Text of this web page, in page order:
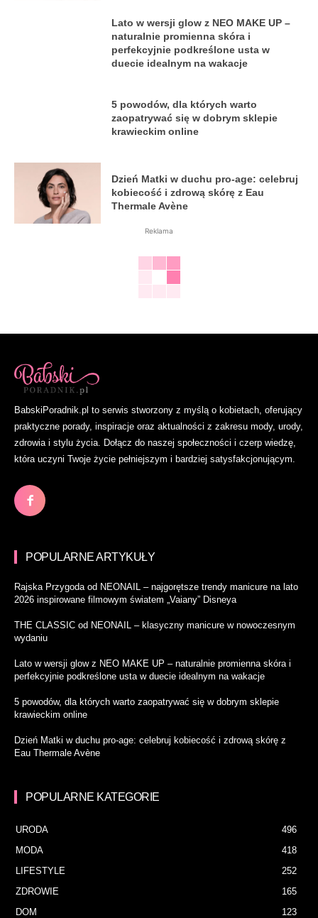
Lato w wersji glow z NEO MAKE UP –
naturalnie promienna skóra i
perfekcyjnie podkreślone usta w
duecie idealnym na wakacje
5 powodów, dla których warto
zaopatrywać się w dobrym sklepie
krawieckim online
Dzień Matki w duchu pro-age: celebruj
kobiecość i zdrową skórę z Eau
Thermale Avène
Reklama
BabskiPoradnik.pl to serwis stworzony z myślą o kobietach, oferujący
praktyczne porady, inspiracje oraz aktualności z zakresu mody, urody,
zdrowia i stylu życia. Dołącz do naszej społeczności i czerp wiedzę,
która uczyni Twoje życie pełniejszym i bardziej satysfakcjonującym.
POPULARNE ARTYKUŁY
Rajska Przygoda od NEONAIL – najgorętsze trendy manicure na lato
2026 inspirowane filmowym światem „Vaiany” Disneya
THE CLASSIC od NEONAIL – klasyczny manicure w nowoczesnym
wydaniu
Lato w wersji glow z NEO MAKE UP – naturalnie promienna skóra i
perfekcyjnie podkreślone usta w duecie idealnym na wakacje
5 powodów, dla których warto zaopatrywać się w dobrym sklepie
krawieckim online
Dzień Matki w duchu pro-age: celebruj kobiecość i zdrową skórę z
Eau Thermale Avène
POPULARNE KATEGORIE
URODA
496
MODA
418
LIFESTYLE
252
ZDROWIE
165
DOM
123